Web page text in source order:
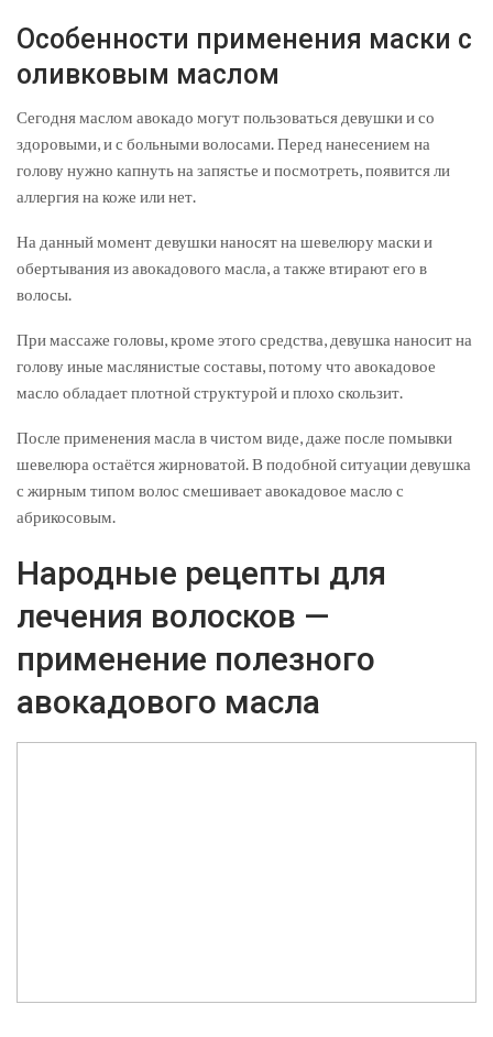
Особенности применения маски с
оливковым маслом
Сегодня маслом авокадо могут пользоваться девушки и со
здоровыми, и с больными волосами. Перед нанесением на
голову нужно капнуть на запястье и посмотреть, появится ли
аллергия на коже или нет.
На данный момент девушки наносят на шевелюру маски и
обертывания из авокадового масла, а также втирают его в
волосы.
При массаже головы, кроме этого средства, девушка наносит на
голову иные маслянистые составы, потому что авокадовое
масло обладает плотной структурой и плохо скользит.
После применения масла в чистом виде, даже после помывки
шевелюра остаётся жирноватой. В подобной ситуации девушка
с жирным типом волос смешивает авокадовое масло с
абрикосовым.
Народные рецепты для
лечения волосков —
применение полезного
авокадового масла